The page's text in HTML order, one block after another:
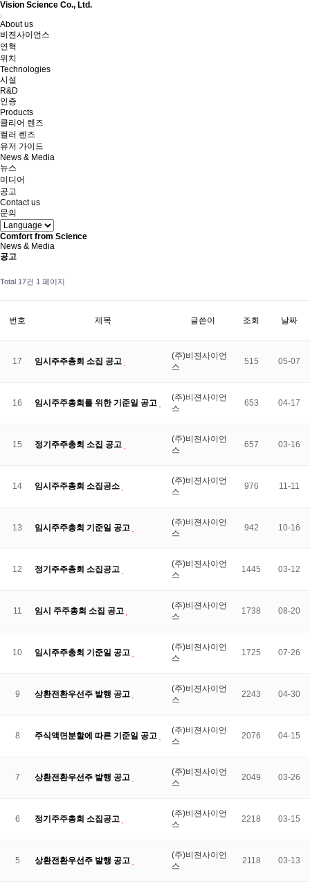
Vision Science Co., Ltd.
Toggle
navigation
About us
비젼사이언스
연혁
위치
Technologies
시설
R&D
인증
Products
클리어 렌즈
컬러 렌즈
유저 가이드
News & Media
뉴스
미디어
공고
Contact us
문의
Comfort from Science
News & Media
공고
Total 17건 1 페이지
번호 제목 글쓴이 조회 날짜
17 임시주주총회 소집 공고
(주)비젼사이언
스
515 05-07
16 임시주주총회를 위한 기준일 공고
(주)비젼사이언
스
653 04-17
15 정기주주총회 소집 공고
(주)비젼사이언
스
657 03-16
14 임시주주총회 소집공소
(주)비젼사이언
스
976 11-11
13 임시주주총회 기준일 공고
(주)비젼사이언
스
942 10-16
12 정기주주총회 소집공고
(주)비젼사이언
스
1445 03-12
11 임시 주주총회 소집 공고
(주)비젼사이언
스
1738 08-20
10 임시주주총회 기준일 공고
(주)비젼사이언
스
1725 07-26
9 상환전환우선주 발행 공고
(주)비젼사이언
스
2243 04-30
8 주식액면분할에 따른 기준일 공고
(주)비젼사이언
스
2076 04-15
7 상환전환우선주 발행 공고
(주)비젼사이언
스
2049 03-26
6 정기주주총회 소집공고
(주)비젼사이언
스
2218 03-15
5 상환전환우선주 발행 공고
(주)비젼사이언
스
2118 03-13